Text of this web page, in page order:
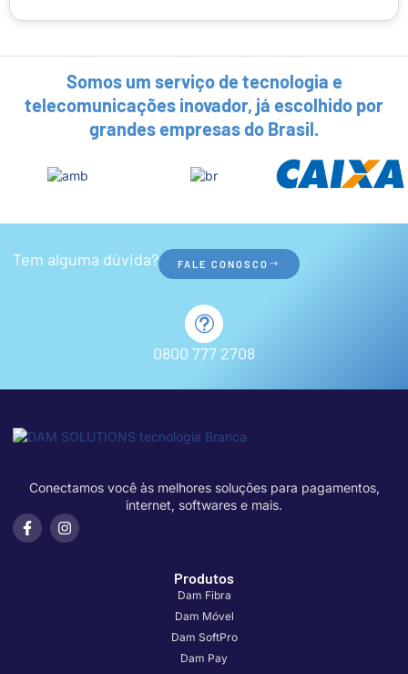
Somos um serviço de tecnologia e
telecomunicações inovador, já escolhido por
grandes empresas do Brasil.
Tem alguma dúvida? FALE CONOSCO
0800 777 2708
Conectamos você às melhores soluções para pagamentos,
internet, softwares e mais.
Produtos
Dam Fibra
Dam Móvel
Dam SoftPro
Dam Pay